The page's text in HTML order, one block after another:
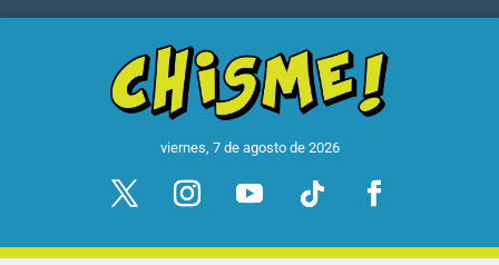
viernes, 7 de agosto de 2026